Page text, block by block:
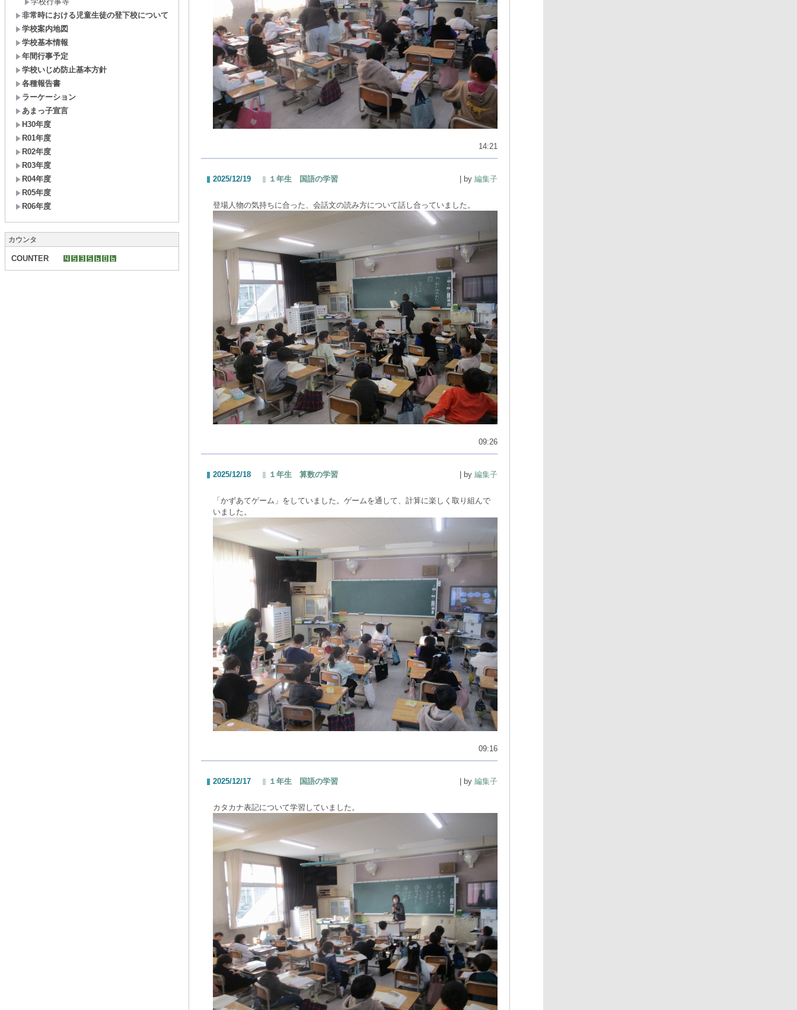
非常時における児童生徒の登下校について
学校案内地図
学校基本情報
年間行事予定
学校いじめ防止基本方針
各種報告書
ラーケーション
あまっ子宣言
H30年度
R01年度
R02年度
R03年度
R04年度
R05年度
R06年度
カウンタ
COUNTER
14:21
2025/12/19 １年生 国語の学習 | by 編集子
登場人物の気持ちに合った、会話文の読み方について話し合っていました。
09:26
2025/12/18 １年生 算数の学習 | by 編集子
「かずあてゲーム」をしていました。ゲームを通して、計算に楽しく取り組んで
いました。
09:16
2025/12/17 １年生 国語の学習 | by 編集子
カタカナ表記について学習していました。